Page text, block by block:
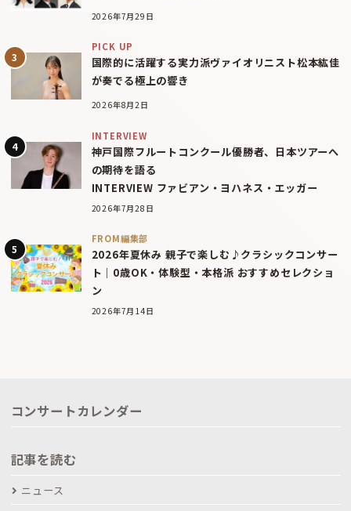
2026年7月29日
PICK UP
国際的に活躍する実力派ヴァイオリニスト松本紘佳
が奏でる極上の響き
2026年8月2日
INTERVIEW
神戸国際フルートコンクール優勝者、日本ツアーへ
の期待を語る
INTERVIEW ファビアン・ヨハネス・エッガー
2026年7月28日
FROM編集部
2026年夏休み 親子で楽しむ♪クラシックコンサー
ト｜0歳OK・体験型・本格派 おすすめセレクショ
ン
2026年7月14日
コンサートカレンダー
記事を読む
ニュース